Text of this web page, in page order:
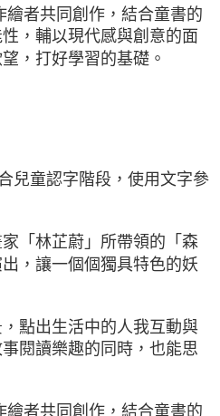
者共同創作，結合童書的
，輔以現代感與創意的面
，打好學習的基礎。
兒童認字階段，使用文字參
「林芷蔚」所帶領的「森
，讓一個個獨具特色的妖
點出生活中的人我互動與
閱讀樂趣的同時，也能思
者共同創作，結合童書的